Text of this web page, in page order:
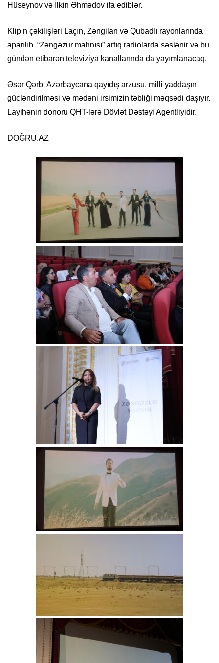
Hüseynov və İlkin Əhmədov ifa ediblər.
Klipin çəkilişləri Laçın, Zəngilan və Qubadlı rayonlarında
aparılıb. “Zəngəzur mahnısı” artıq radiolarda səslənir və bu
gündən etibarən televiziya kanallarında da yayımlanacaq.
Əsər Qərbi Azərbaycana qayıdış arzusu, milli yaddaşın
gücləndirilməsi və mədəni irsimizin təbliği məqsədi daşıyır.
Layihənin donoru QHT-lərə Dövlət Dəstəyi Agentliyidir.
DOĞRU.AZ